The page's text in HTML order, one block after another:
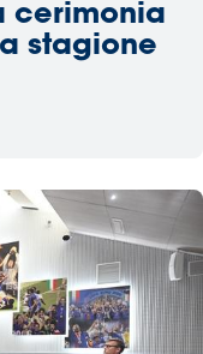
cerimonia
stagione